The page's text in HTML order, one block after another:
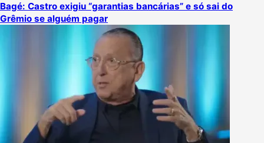
Bagé: Castro exigiu “garantias bancárias” e só sai do
Grêmio se alguém pagar